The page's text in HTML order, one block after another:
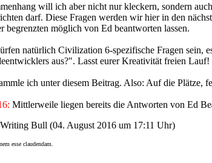
will ich aber nicht nur kleckern, sondern
darf. Diese Fragen werden wir hier in den
begrenzten möglich von Ed beantworten lassen.
natürlich Civilization 6-spezifische Fragen sein,
aus?". Lasst eurer Kreativität freien Lauf!
ich unter diesem Beitrag. Also: Auf die Plätze,
Mittlerweile liegen bereits die Antworten von Ed
Bull (04. August 2016 um 17:11 Uhr)
esse claudendam.